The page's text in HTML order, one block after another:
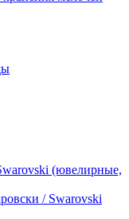
(ювелирные,
/ Swarovski